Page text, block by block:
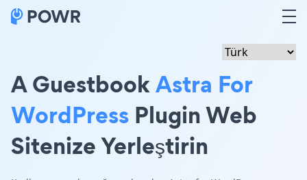
A GuestbookAstra For
WordPress Plugin Web
Sitenize Yerleştirin